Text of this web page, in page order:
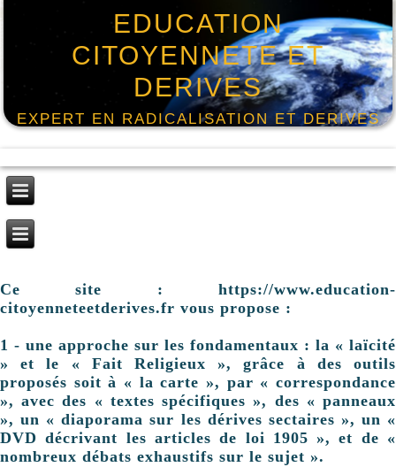
EDUCATION
CITOYENNETE ET
DERIVES
EXPERT EN RADICALISATION ET DERIVES
Ce site : https://www.education-
citoyenneteetderives.fr vous propose :
1 - une approche sur les fondamentaux : la « laïcité
» et le « Fait Religieux », grâce à des outils
proposés soit à « la carte », par « correspondance
», avec des « textes spécifiques », des « panneaux
», un « diaporama sur les dérives sectaires », un «
DVD décrivant les articles de loi 1905 », et de «
nombreux débats exhaustifs sur le sujet ».